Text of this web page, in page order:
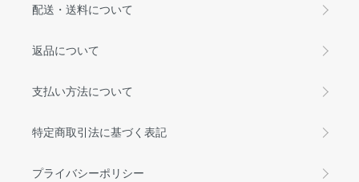
配送・送料について
返品について
支払い方法について
特定商取引法に基づく表記
プライバシーポリシー